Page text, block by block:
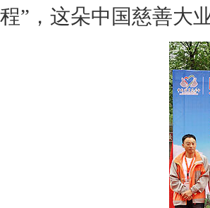
程”，这朵中国慈善大